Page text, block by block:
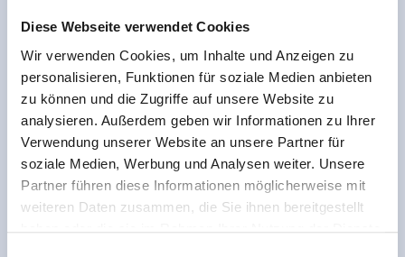
Diese Webseite verwendet Cookies
Wir verwenden Cookies, um Inhalte und Anzeigen zu
personalisieren, Funktionen für soziale Medien anbieten
zu können und die Zugriffe auf unsere Website zu
analysieren. Außerdem geben wir Informationen zu Ihrer
Verwendung unserer Website an unsere Partner für
soziale Medien, Werbung und Analysen weiter. Unsere
Partner führen diese Informationen möglicherweise mit
weiteren Daten zusammen, die Sie ihnen bereitgestellt
haben oder die sie im Rahmen Ihrer Nutzung der Dienste